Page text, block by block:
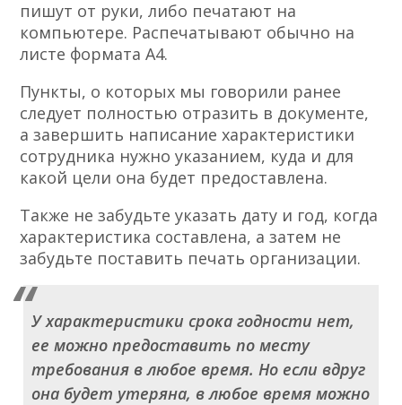
пишут от руки, либо печатают на
компьютере. Распечатывают обычно на
листе формата А4.
Пункты, о которых мы говорили ранее
следует полностью отразить в документе,
а завершить написание характеристики
сотрудника нужно указанием, куда и для
какой цели она будет предоставлена.
Также не забудьте указать дату и год, когда
характеристика составлена, а затем не
забудьте поставить печать организации.
У характеристики срока годности нет,
ее можно предоставить по месту
требования в любое время. Но если вдруг
она будет утеряна, в любое время можно